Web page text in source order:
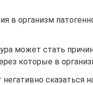
в организм
может стать
которые в
сказаться